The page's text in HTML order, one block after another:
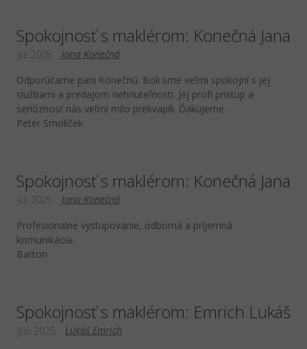
Spokojnosť s maklérom: Konečná Jana
Jana Konečná
júl 2025
Odporúčame pani Konečnú. Boli sme veľmi spokojní s jej
službami a predajom nehnuteľnosti. Jej profi prístup a
serióznosť nás veľmi milo prekvapili. Ďakujeme.
Peter Smolíček
Spokojnosť s maklérom: Konečná Jana
Jana Konečná
júl 2025
Profesionalne vystupovanie, odborná a príjemná
komunikácia.
Barton
Spokojnosť s maklérom: Emrich Lukáš
Lukáš Emrich
jún 2025